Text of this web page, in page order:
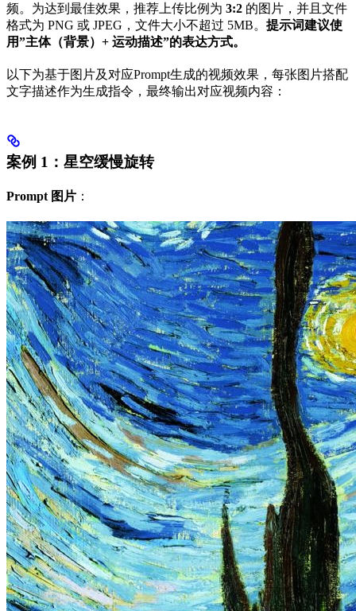
频。为达到最佳效果，推荐上传比例为 3:2 的图片，并且文件
格式为 PNG 或 JPEG，文件大小不超过 5MB。 提示词建议使
用”主体（背景）+ 运动描述”的表达方式。
以下为基于图片及对应Prompt生成的视频效果，每张图片搭配
文字描述作为生成指令，最终输出对应视频内容：
案例 1：星空缓慢旋转
Prompt 图片 ：